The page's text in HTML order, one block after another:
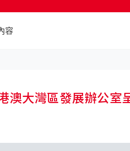
容
澳大灣區發展辦公室